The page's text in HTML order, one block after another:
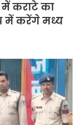
में कराटे का
में करेंगे मध्य